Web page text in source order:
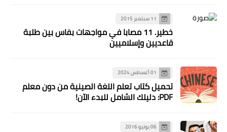
11 سبتمبر 2015
خطير. 11 مصابا في مواجهات بفاس بين طلبة
قاعديين وإسلاميين
01 أغسطس 2024
تحميل كتاب تعلم اللغة الصينية من دون معلم
PDF: دليلك الشامل للبدء الآن!
06 يونيو 2016